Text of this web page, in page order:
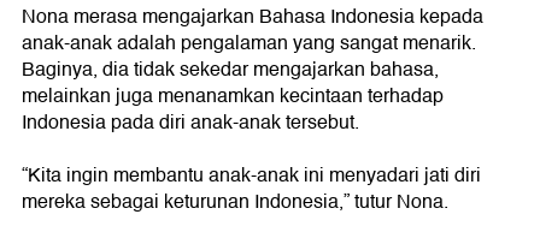
Nona merasa mengajarkan Bahasa Indonesia kepada
anak-anak adalah pengalaman yang sangat menarik.
Baginya, dia tidak sekedar mengajarkan bahasa,
melainkan juga menanamkan kecintaan terhadap
Indonesia pada diri anak-anak tersebut.
“Kita ingin membantu anak-anak ini menyadari jati diri
mereka sebagai keturunan Indonesia,” tutur Nona.